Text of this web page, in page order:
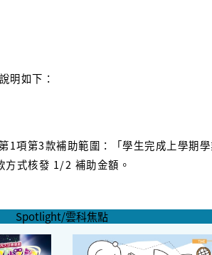
明如下：
項第3款補助範圍：「學生完成上學期
方式核發 1/2 補助金額。
Spotlight/雲科焦點